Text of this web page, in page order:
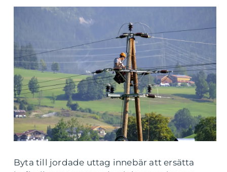
Byta till jordade uttag innebär att ersätta